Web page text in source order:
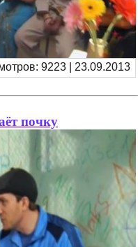
9223 | 23.09.2013
почку